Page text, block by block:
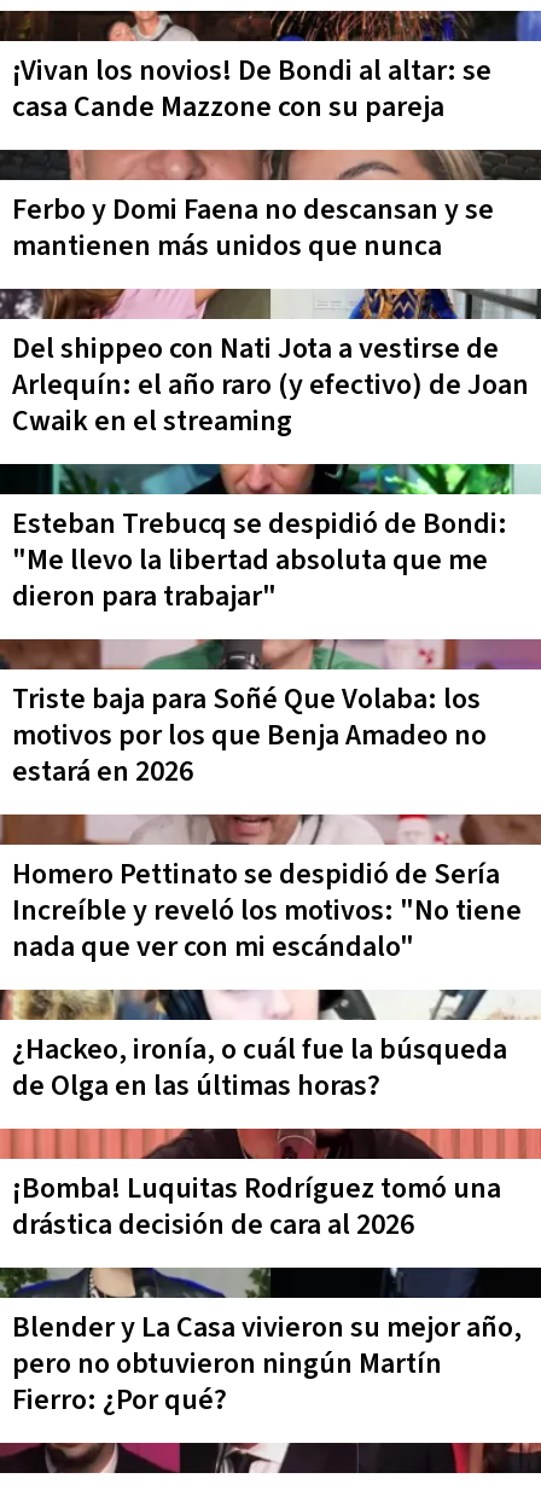
¡Vivan los novios! De Bondi al altar: se
casa Cande Mazzone con su pareja
Ferbo y Domi Faena no descansan y se
mantienen más unidos que nunca
Del shippeo con Nati Jota a vestirse de
Arlequín: el año raro (y efectivo) de Joan
Cwaik en el streaming
Esteban Trebucq se despidió de Bondi:
"Me llevo la libertad absoluta que me
dieron para trabajar"
Triste baja para Soñé Que Volaba: los
motivos por los que Benja Amadeo no
estará en 2026
Homero Pettinato se despidió de Sería
Increíble y reveló los motivos: "No tiene
nada que ver con mi escándalo"
¿Hackeo, ironía, o cuál fue la búsqueda
de Olga en las últimas horas?
¡Bomba! Luquitas Rodríguez tomó una
drástica decisión de cara al 2026
Blender y La Casa vivieron su mejor año,
pero no obtuvieron ningún Martín
Fierro: ¿Por qué?